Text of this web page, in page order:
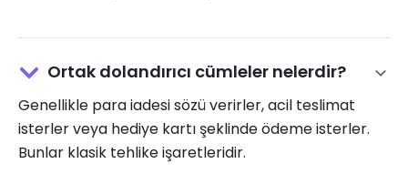
Ortak dolandırıcı cümleler nelerdir?
Genellikle para iadesi sözü verirler, acil teslimat
isterler veya hediye kartı şeklinde ödeme isterler.
Bunlar klasik tehlike işaretleridir.